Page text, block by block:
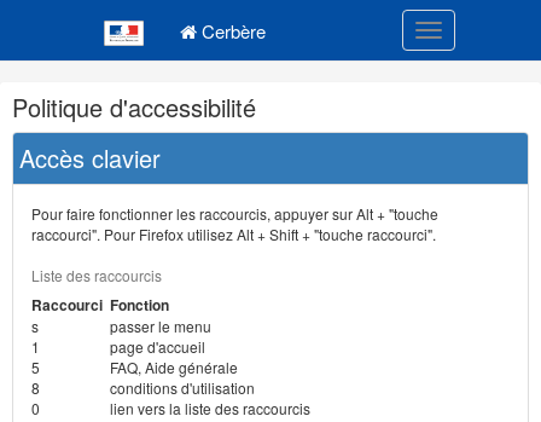
Cerbère Toggle
Navigation
et
outils
annexes
Politique d'accessibilité
Accès clavier
Pour faire fonctionner les raccourcis, appuyer sur Alt + "touche
raccourci". Pour Firefox utilisez Alt + Shift + "touche raccourci".
Liste des raccourcis
Raccourci Fonction
s
passer le menu
1
page d'accueil
5
FAQ, Aide générale
8
conditions d'utilisation
0
lien vers la liste des raccourcis